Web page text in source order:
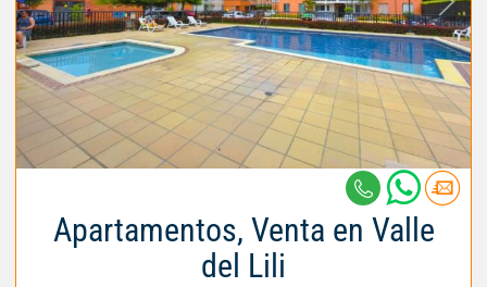
Apartamentos, Venta en Valle
del Lili